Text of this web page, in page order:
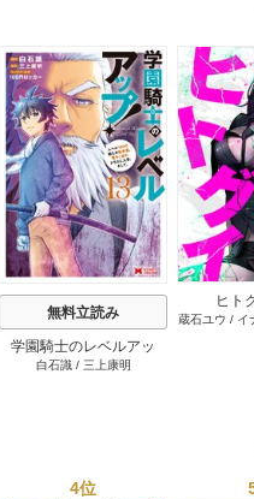
無料立読み
学園騎士のレベルアッ
プ！レベル1000超えの転
白石識 / 三上康明
ヒト
蔵石ユウ / イ
4位